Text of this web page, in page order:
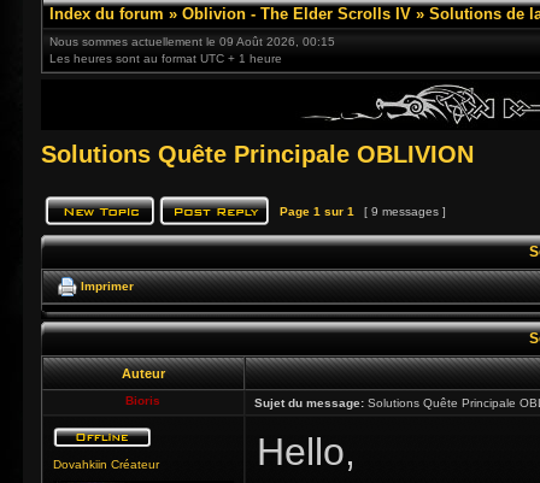
Index du forum » Oblivion - The Elder Scrolls IV » Solutions de
Nous sommes actuellement le 09 Août 2026, 00:15
Les heures sont au format UTC + 1 heure
Solutions Quête Principale OBLIVION
Page 1 sur 1 [ 9 messages ]
Imprimer
Auteur
Bioris Sujet du message: Solutions Quête Principale
Dovahkiin Créateur Hello,